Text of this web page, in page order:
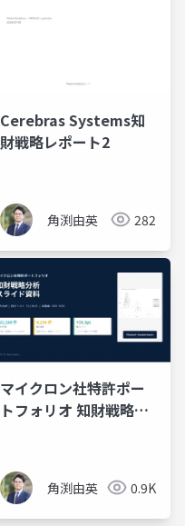
Cerebras Systems知
財戦略レポート2
角渕由英 282
マイクロン社特許ポー
トフォリオ 知財戦略分
角渕由英 0.9K